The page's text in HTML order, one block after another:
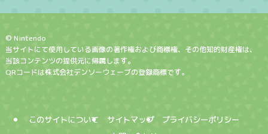
© Nintendo
当サイトにて使用している画像の著作権および商標権、その他知的財産権は、
当該コンテンツの提供元に帰属します。
QRコードは株式会社デンソーウェーブの登録商標です。
このサイトについて サイトマップ
プライバシーポリシー